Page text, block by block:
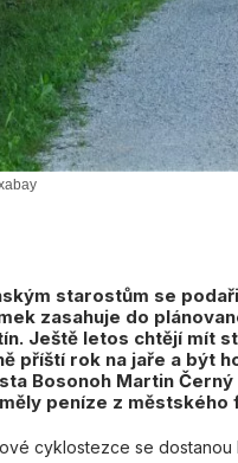
starostům se
zasahuje do
Ještě letos chtějí mít
příští rok na jaře a být
Bosonoh Martin
peníze z městského
cyklostezce se